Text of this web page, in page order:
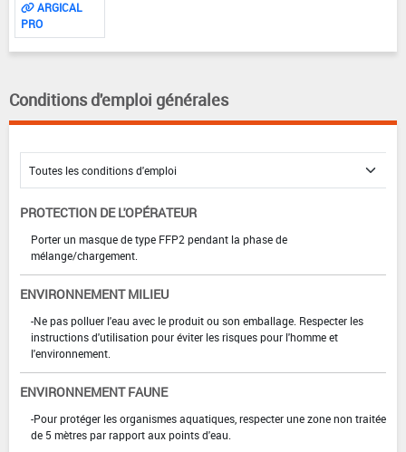
ARGICAL
PRO
Conditions d'emploi générales
PROTECTION DE L'OPÉRATEUR
Porter un masque de type FFP2 pendant la phase de
mélange/chargement.
ENVIRONNEMENT MILIEU
-Ne pas polluer l'eau avec le produit ou son emballage. Respecter les
instructions d'utilisation pour éviter les risques pour l'homme et
l'environnement.
ENVIRONNEMENT FAUNE
-Pour protéger les organismes aquatiques, respecter une zone non traitée
de 5 mètres par rapport aux points d'eau.